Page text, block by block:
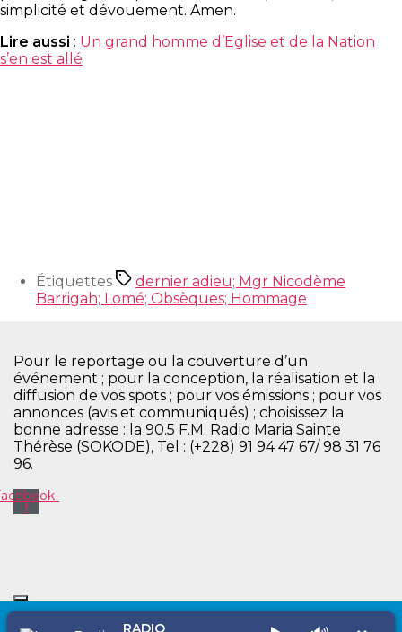
simplicité et dévouement. Amen.
Lire aussi : Un grand homme d’Eglise et de la Nation
s’en est allé
Étiquettes
dernier adieu; Mgr Nicodème
Barrigah; Lomé; Obsèques; Hommage
Pour le reportage ou la couverture d’un
événement ; pour la conception, la réalisation et la
diffusion de vos spots ; pour vos émissions ; pour vos
annonces (avis et communiqués) ; choisissez la
bonne adresse : la 90.5 F.M. Radio Maria Sainte
Thérèse (SOKODE), Tel : (+228) 91 94 47 67/ 98 31 76
96.
f
RADIO